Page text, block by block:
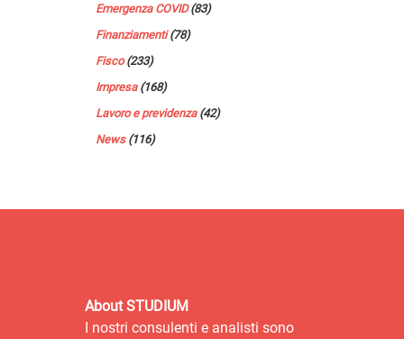
Emergenza COVID(83)
Finanziamenti(78)
Fisco(233)
Impresa(168)
Lavoro e previdenza(42)
News(116)
About STUDIUM
I nostri consulenti e analisti sono